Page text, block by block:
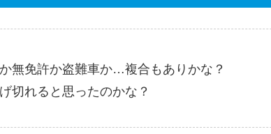
無免許か盗難車か…複合もありかな？
切れると思ったのかな？